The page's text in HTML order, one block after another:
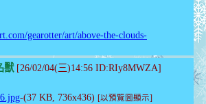
gearotter/art/above-the-clouds-
獸[26/02/04(三)14:56 ID:RIy8MWZA]
-(37 KB, 736x436) [以預覽圖顯示]